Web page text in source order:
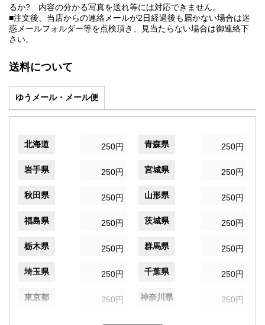
るか? 内容の分かる写真を送れ等には対応できません。
■注文後、当店からの連絡メールが2日経過後も届かない場合は迷
惑メールフォルダー等を点検頂き、見当たらない場合は御連絡下
さい。
送料について
ゆうメール・メール便
北海道 250円 青森県 250円
岩手県 250円 宮城県 250円
秋田県 250円 山形県 250円
福島県 250円 茨城県 250円
栃木県 250円 群馬県 250円
埼玉県 250円 千葉県 250円
東京都 250円 神奈川県 250円
富山県